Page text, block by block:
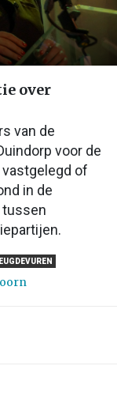
over
van de
voor de
of
in de